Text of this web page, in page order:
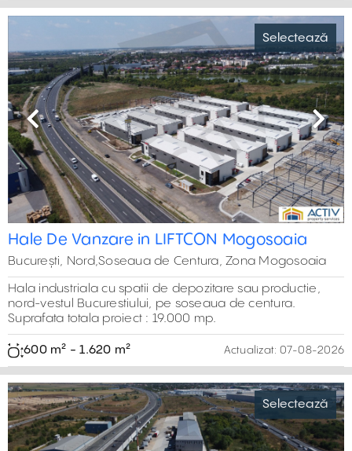
600 m² - 1.620 m² Actualizat:07-08-2026
Selectează
Previous Next
Hală de depozitare – Ștefănești
București,Soseaua de Centura 22
Hală de depozitare de închiriat în partea de nord-est a
Bucureștiului, la intersecția dintre șoseaua de centură și
autostrada A3. Suprafață 237 m². Spațiul oferă acces
rapid către principalele artere rutiere și zone importante
ale orașului și ale țării
0 m² - 0 m² Actualizat:07-08-2026
Selectează
Previous
Spatii depozitare de inchiriat in Voluntari
București,Bd. Voluntari, Voluntari
Spatii dpozitare de inchiriat in zona Voluntari, la 550 m
distanta de intersectia dintre DN2 si Sos. de cetntura.
Suprafata totala 6.000 m2.
0 m² - 0 m² Actualizat:07-08-2026
Selectează
Previous Next
Hala si showroom de inchiriat - zona
Otopeni